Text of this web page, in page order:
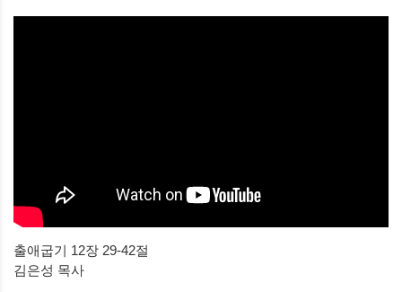
출애굽기 12장 29-42절
김은성 목사